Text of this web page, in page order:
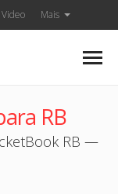
Mais
RB
RB —